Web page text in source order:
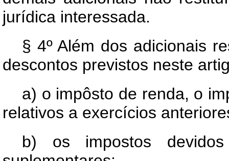
jurídica interessada.
§ 4º Além dos adicionais
descontos previstos neste
a) o impôsto de renda, o
relativos a exercícios
b) os impostos